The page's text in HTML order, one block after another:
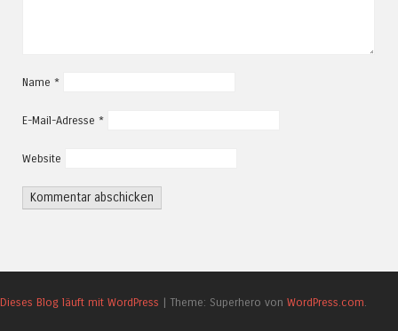
Name *
E-Mail-Adresse *
Website
Dieses Blog läuft mit WordPress | Theme: Superhero von WordPress.com